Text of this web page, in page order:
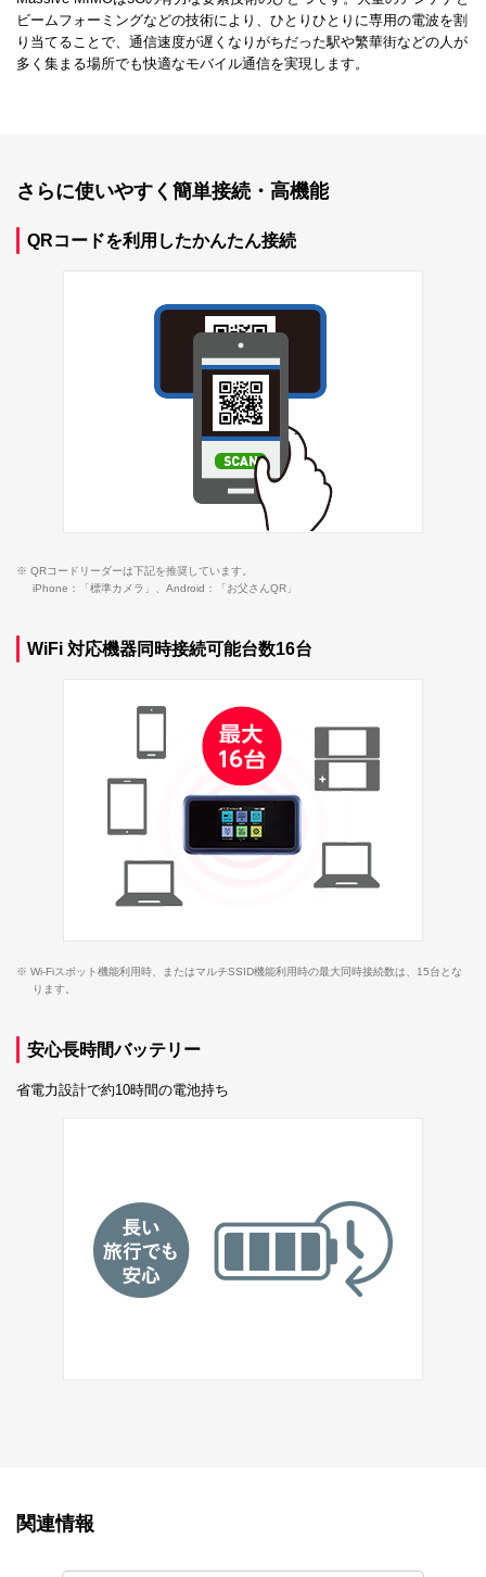
ビームフォーミングなどの技術により、ひとりひとりに専用の電波を割
り当てることで、通信速度が遅くなりがちだった駅や繁華街などの人が
多く集まる場所でも快適なモバイル通信を実現します。
さらに使いやすく簡単接続・高機能
QRコードを利用したかんたん接続
※ QRコードリーダーは下記を推奨しています。
iPhone：「標準カメラ」、Android：「お父さんQR」
WiFi 対応機器同時接続可能台数16台
※ Wi-Fiスポット機能利用時、またはマルチSSID機能利用時の最大同時接続数は、15台とな
ります。
安心長時間バッテリー
省電力設計で約10時間の電池持ち
関連情報